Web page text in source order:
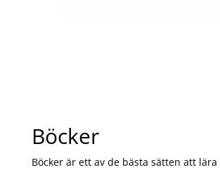
Böcker
Böcker är ett av de bästa sätten att